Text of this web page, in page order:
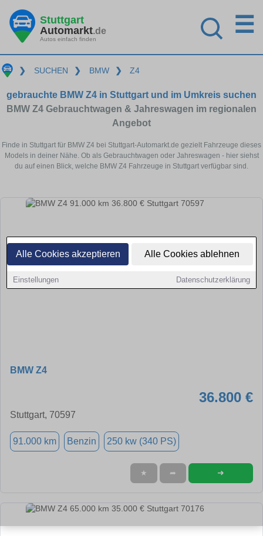
Alle Cookies akzeptieren Alle Cookies ablehnen
Einstellungen Datenschutzerklärung
Stuttgart
Automarkt.de
Autos einfach finden
☰
❯ SUCHEN ❯ BMW ❯ Z4
gebrauchte BMW Z4 in Stuttgart und im Umkreis suchen
BMW Z4 Gebrauchtwagen & Jahreswagen im regionalen
Angebot
Finde in Stuttgart für BMW Z4 bei Stuttgart-Automarkt.de gezielt Fahrzeuge dieses
Models in deiner Nähe. Ob als Gebrauchtwagen oder Jahreswagen - hier siehst
du auf einen Blick, welche BMW Z4 Fahrzeuge in Stuttgart verfügbar sind.
BMW Z4
36.800 €
Stuttgart, 70597
91.000 km Benzin 250 kw (340 PS)
★ ➦ ➜